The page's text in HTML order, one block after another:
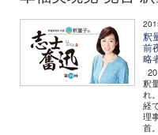
釈
前
略
釈
れ
経
理
首